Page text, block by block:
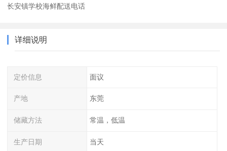
长安镇学校海鲜配送电话
详细说明
定价信息 面议
产地 东莞
储藏方法 常温，低温
生产日期 当天